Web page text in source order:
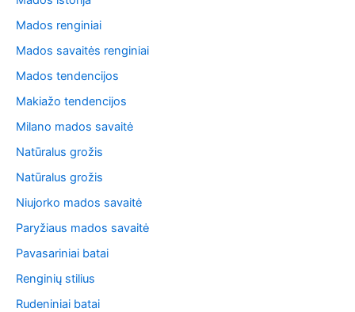
Mados renginiai
Mados savaitės renginiai
Mados tendencijos
Makiažo tendencijos
Milano mados savaitė
Natūralus grožis
Natūralus grožis
Niujorko mados savaitė
Paryžiaus mados savaitė
Pavasariniai batai
Renginių stilius
Rudeniniai batai